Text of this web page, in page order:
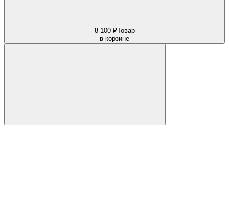
8 100 ₽Товар
в корзине